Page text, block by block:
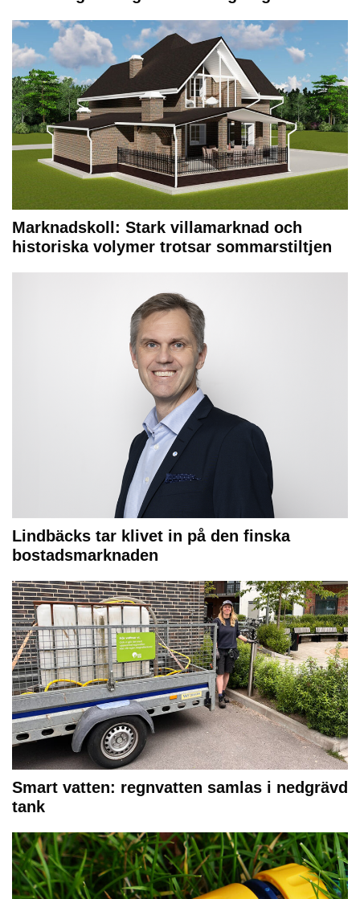
Marknadskoll: Stark villamarknad och
historiska volymer trotsar sommarstiltjen
Lindbäcks tar klivet in på den finska
bostadsmarknaden
Smart vatten: regnvatten samlas i nedgrävd
tank